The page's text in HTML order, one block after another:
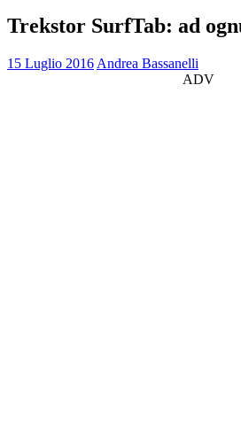
Trekstor SurfTab: ad
15 Luglio 2016 Andrea Bassanelli
ADV